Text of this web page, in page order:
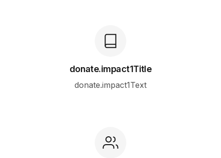
donate.impact1Title
donate.impact1Text